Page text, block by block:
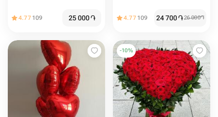
4.77 109 25 000֏ 4.77 109 24 700֏26 000֏
-10%